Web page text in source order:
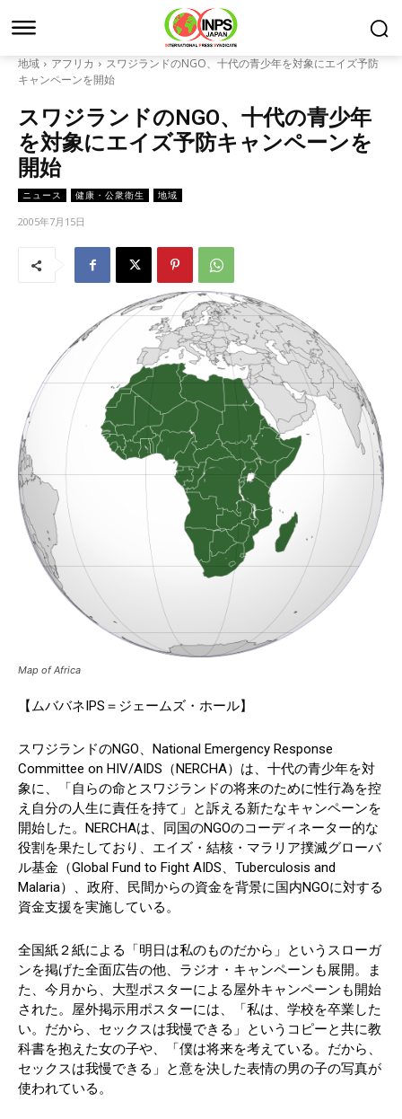
地域 アフリカ
スワジランドのNGO、十代の青少年を対象にエイズ予防
キャンペーンを開始
スワジランドのNGO、十代の青少年
を対象にエイズ予防キャンペーンを
開始
ニュース 健康・公衆衛生 地域
2005年7月15日
Map of Africa
【ムババネIPS＝ジェームズ・ホール】
スワジランドのNGO、National Emergency Response
Committee on HIV/AIDS（NERCHA）は、十代の青少年を対
象に、「自らの命とスワジランドの将来のために性行為を控
え自分の人生に責任を持て」と訴える新たなキャンペーンを
開始した。NERCHAは、同国のNGOのコーディネーター的な
役割を果たしており、エイズ・結核・マラリア撲滅グローバ
ル基金（Global Fund to Fight AIDS、Tuberculosis and
Malaria）、政府、民間からの資金を背景に国内NGOに対する
資金支援を実施している。
全国紙２紙による「明日は私のものだから」というスローガ
ンを掲げた全面広告の他、ラジオ・キャンペーンも展開。ま
た、今月から、大型ポスターによる屋外キャンペーンも開始
された。屋外掲示用ポスターには、「私は、学校を卒業した
い。だから、セックスは我慢できる」というコピーと共に教
科書を抱えた女の子や、「僕は将来を考えている。だから、
セックスは我慢できる」と意を決した表情の男の子の写真が
使われている。